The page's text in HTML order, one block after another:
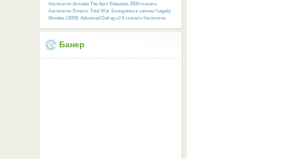
бесплатно Armada The April Releases 2009 скачать
бесплатно Empire: Total War Блондинки в законе / Legally
Blondes (2009) Advanced Defrag v2.6 скачать бесплатно
Банер